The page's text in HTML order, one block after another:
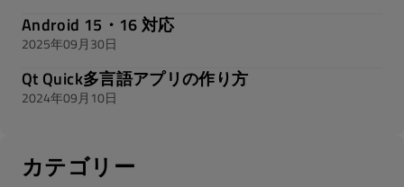
Android 15・16 対応
2025年09月30日
Qt Quick多言語アプリの作り方
2024年09月10日
カテゴリー